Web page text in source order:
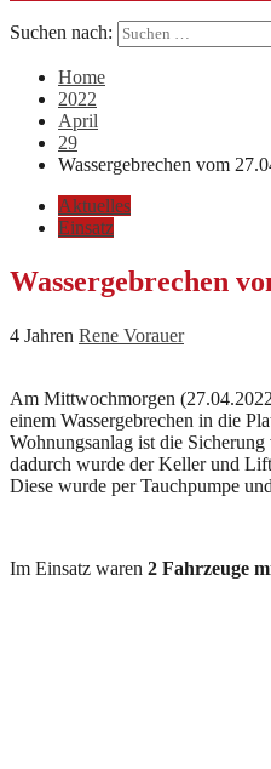
Suchen nach:
Home
2022
April
29
Wassergebrechen vom
Aktuelles
Einsatz
Wassergebrechen
4 Jahren Rene Vorauer
Am Mittwochmorgen
einem Wassergebrechen in die
Wohnungsanlag ist die
dadurch wurde der Keller und
Diese wurde per Tauchpumpe
Im Einsatz waren 2 Fahrzeuge